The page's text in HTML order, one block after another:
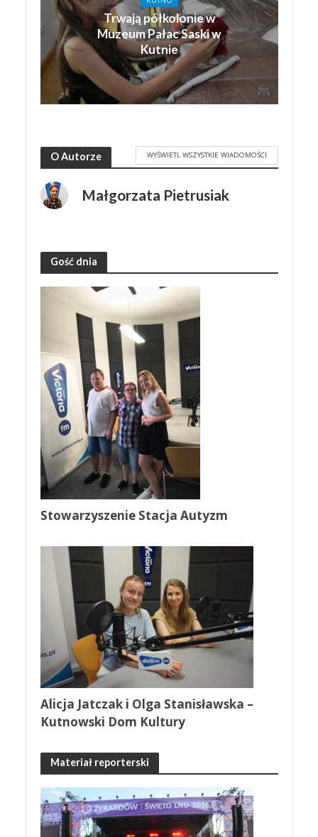
Trwają półkolonie w
Muzeum Pałac Saski w
Kutnie
O Autorze WYŚWIETL WSZYSTKIE WIADOMOŚCI
Małgorzata Pietrusiak
Gość dnia
Stowarzyszenie Stacja Autyzm
Alicja Jatczak i Olga Stanisławska –
Kutnowski Dom Kultury
Materiał reporterski